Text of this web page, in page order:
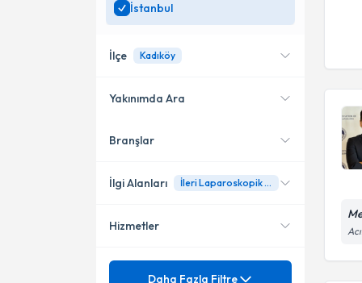
İstanbul
İlçe Kadıköy
Bahçelievler
Kadıköy
Yakınımda Ara
Konumuma yakın uzmanları
Branşlar
Genel Cerrahi
İlgi Alanları İleri Laparoskopik Cerrahi
Fıtıklar
Hizmetler
Mezuniyet
Daha Fazla Filtre